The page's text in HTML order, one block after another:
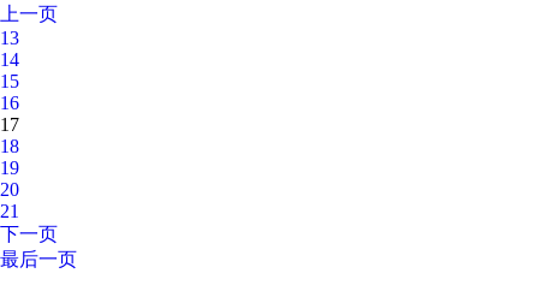
上一页
13
14
15
16
17
18
19
20
21
下一页
最后一页